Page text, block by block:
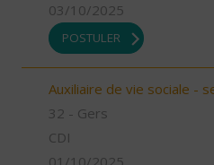
03/10/2025
POSTULER
Auxiliaire de vie sociale -
32 - Gers
CDI
01/10/2025